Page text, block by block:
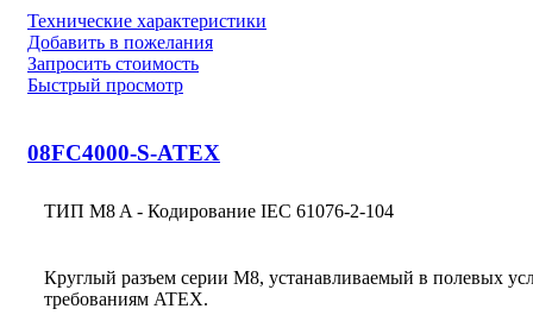
Технические характеристики
Добавить в пожелания
Запросить стоимость
Быстрый просмотр
08FC4000-S-ATEX
ТИП M8 A - Кодирование IEC 61076-2-104
Круглый разъем серии M8, устанавливаемый в полевых
требованиям ATEX.